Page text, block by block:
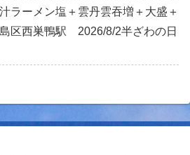
ラーメン塩＋雲丹雲吞増＋大盛＋
区西巣鴨駅 2026/8/2半ざわの日